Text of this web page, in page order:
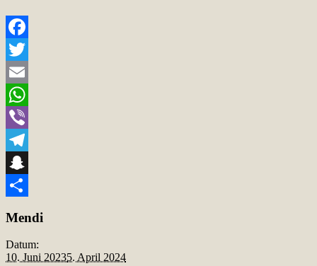
Facebook
Twitter
Email
WhatsApp
Viber
Telegram
Snapchat
Mendi
Datum:
10. Juni 20235. April 2024